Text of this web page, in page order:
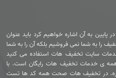
پایین به آن اشاره خواهیم کرد باید عنوان
را به شما نمی فروشیم بلکه آن را به شما
سایت تخفیف هات استفاده می کنید
همه ی خدمات تخفیف هات رایگان است. با
در تخفیف هات صحت همه کد ها تست